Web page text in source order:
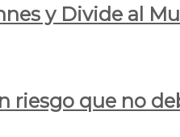
y Divide al
riesgo que no